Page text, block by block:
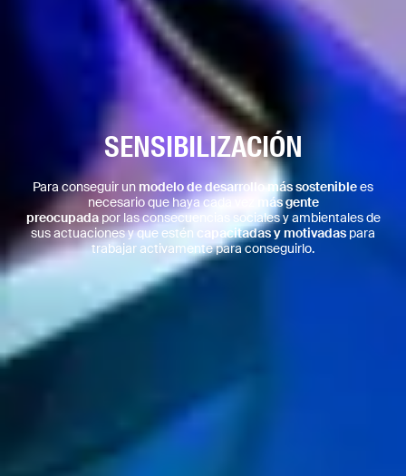
SENSIBILIZACIÓN
Para conseguir un modelo de desarrollo más sostenible es
necesario que haya cada vez
más gente
preocupadapor las consecuencias sociales y ambientales de
sus actuaciones y que estén capacitadas y motivadas para
trabajar activamente para conseguirlo.